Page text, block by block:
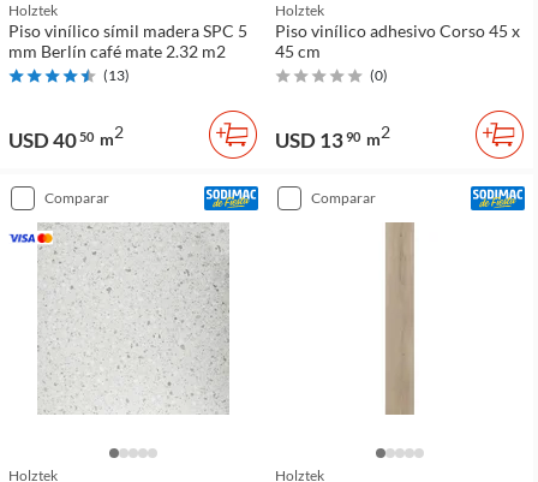
Holztek
Piso vinílico símil madera SPC 5
mm Berlín café mate 2.32 m2
(13)
USD 4050 m2
Holztek
Piso vinílico adhesivo Corso 45 x
45 cm
(0)
USD 1390 m2
comparar
Holztek
comparar
Holztek